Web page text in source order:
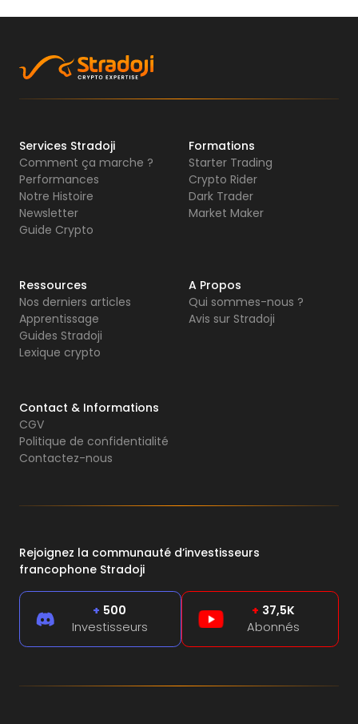
Services Stradoji
Comment ça marche ?
Performances
Notre Histoire
Newsletter
Guide Crypto
Formations
Starter Trading
Crypto Rider
Dark Trader
Market Maker
Ressources
Nos derniers articles
Apprentissage
Guides Stradoji
Lexique crypto
A Propos
Qui sommes-nous ?
Avis sur Stradoji
Contact & Informations
CGV
Politique de confidentialité
Contactez-nous
Rejoignez la communauté d’investisseurs
francophone Stradoji
+ 500
Investisseurs
+ 37,5K
Abonnés